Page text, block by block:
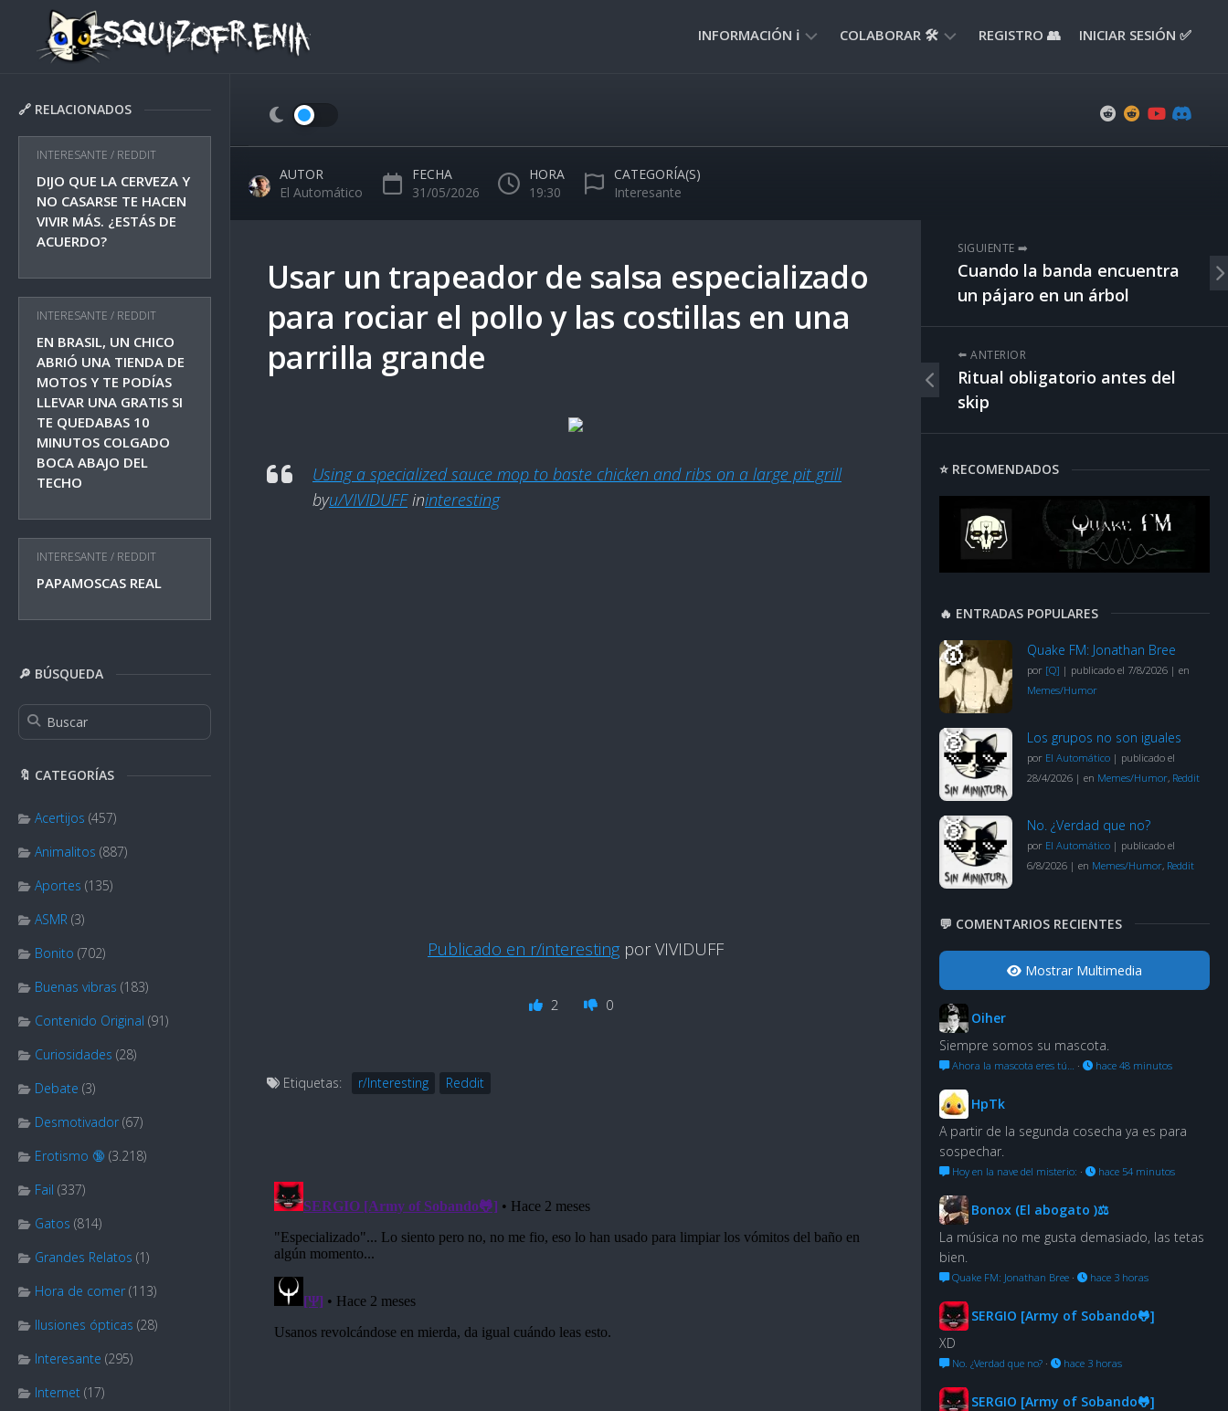
content
INFORMACIÓN ℹ️
NORMAS
COLABORAR 🛠️ REGISTRO 👥 INICIAR SESIÓN ✅
🔗 RELACIONADOS
INTERESANTE / REDDIT
DIJO QUE LA CERVEZA Y
NO CASARSE TE HACEN
VIVIR MÁS. ¿ESTÁS DE
ACUERDO?
INTERESANTE / REDDIT
EN BRASIL, UN CHICO
ABRIÓ UNA TIENDA DE
MOTOS Y TE PODÍAS
LLEVAR UNA GRATIS SI
TE QUEDABAS 10
MINUTOS COLGADO
BOCA ABAJO DEL
TECHO
INTERESANTE / REDDIT
PAPAMOSCAS REAL
🔎 BÚSQUEDA
🔖 CATEGORÍAS
Acertijos (457)
Animalitos (887)
Aportes (135)
ASMR (3)
Bonito (702)
Buenas vibras (183)
Contenido Original (91)
Curiosidades (28)
Debate (3)
Desmotivador (67)
Erotismo 🔞 (3.218)
Fail (337)
Gatos (814)
Grandes Relatos (1)
Hora de comer (113)
Ilusiones ópticas (28)
Interesante (295)
Internet (17)
AUTOR
El Automático
FECHA
31/05/2026
HORA
19:30
CATEGORÍA(S)
Interesante
Usar un trapeador de salsa especializado
para rociar el pollo y las costillas en una
parrilla grande
Using a specialized sauce mop to baste chicken and ribs on a large pit grill
byu/VIVIDUFFininteresting
Publicado en r/interesting por VIVIDUFF
2 0
Etiquetas: r/Interesting Reddit
SIGUIENTE ➡️
Cuando la banda encuentra
un pájaro en un árbol
⬅️ ANTERIOR
Ritual obligatorio antes del
skip
⭐ RECOMENDADOS
🔥 ENTRADAS POPULARES
Quake FM: Jonathan Bree
por [Q] | publicado el 7/8/2026 | en
Memes/Humor
Los grupos no son iguales
por El Automático | publicado el
28/4/2026 | en Memes/Humor, Reddit
No. ¿Verdad que no?
por El Automático | publicado el
6/8/2026 | en Memes/Humor, Reddit
💬 COMENTARIOS RECIENTES
Mostrar Multimedia
Oiher
Siempre somos su mascota.
Ahora la mascota eres tú… · hace 48 minutos
HpTk
A partir de la segunda cosecha ya es para
sospechar.
Hoy en la nave del misterio: · hace 54 minutos
Bonox (El abogato )⚖
La música no me gusta demasiado, las tetas
bien.
Quake FM: Jonathan Bree · hace 3 horas
SERGIO [Army of Sobando🐸]
XD
No. ¿Verdad que no? · hace 3 horas
SERGIO [Army of Sobando🐸]